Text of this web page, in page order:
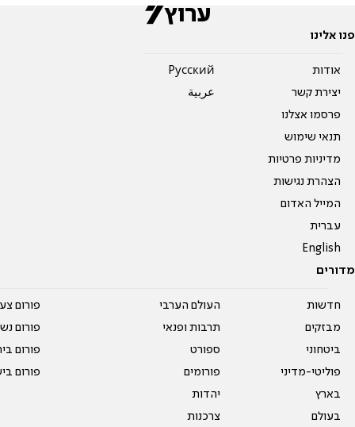
פנו אלינו
אודות
יצירת קשר
פרסמו אצלנו
תנאי שימוש
מדיניות פרטיות
הצהרת נגישות
המייל האדום
עברית
English
Pусский
عربية
מדורים
חדשות
מבזקים
ביטחוני
פוליטי-מדיני
בארץ
בעולם
העולם הערבי
תרבות ופנאי
ספורט
פורומים
יהדות
צרכנות
פורום
פורום
פורום
פורום